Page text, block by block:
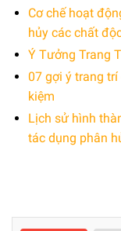
Cơ chế hoạt
hủy các chất
Ý Tưởng Trang
07 gợi ý trang
kiệm
Lịch sử hình
tác dụng phân